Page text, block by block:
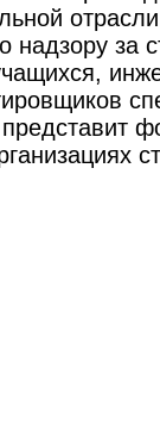
надзору за